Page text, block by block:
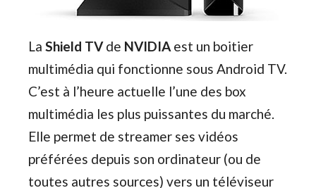
La Shield TVde NVIDIA est un boitier
multimédia qui fonctionne sous Android TV.
C’est à l’heure actuelle l’une des box
multimédia les plus puissantes du marché.
Elle permet de streamer ses vidéos
préférées depuis son ordinateur (ou de
toutes autres sources) vers un téléviseur